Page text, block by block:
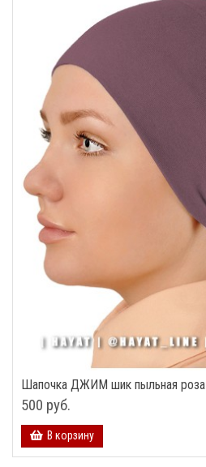
Шапочка ДЖИМ шик пыльная роза
500 руб.
В корзину